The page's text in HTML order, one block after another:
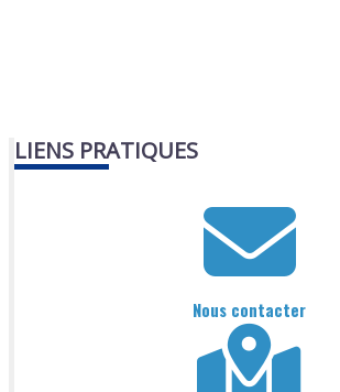
LIENS PRATIQUES
Nous contacter